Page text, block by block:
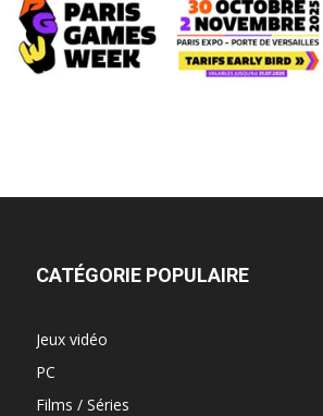
CATÉGORIE POPULAIRE
Jeux vidéo
PC
Films / Séries